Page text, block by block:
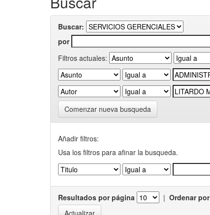
Buscar:
por
Filtros actuales:
Comenzar nueva busqueda
Añadir filtros:
Usa los filtros para afinar la busqueda.
Resultados por página | Ordenar por